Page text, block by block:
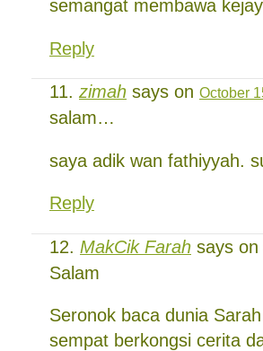
semangat membawa
Reply
zimah says on October
salam…
saya adik wan fathiyyah.
Reply
MakCik Farah says on
Salam
Seronok baca dunia
sempat berkongsi cerita